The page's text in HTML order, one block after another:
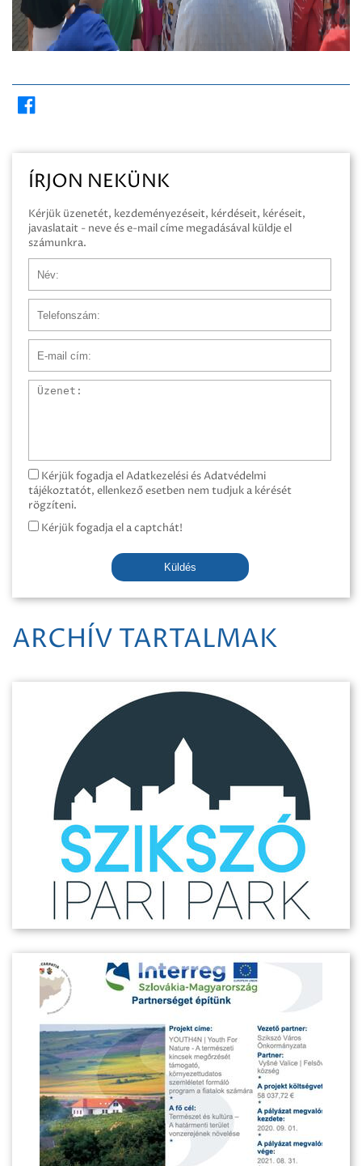
ÍRJON NEKÜNK
Kérjük üzenetét, kezdeményezéseit, kérdéseit, kéréseit,
javaslatait - neve és e-mail címe megadásával küldje el
számunkra.
Üzenet
Kérjük fogadja el Adatkezelési és Adatvédelmi
tájékoztatót, ellenkező esetben nem tudjuk a kérését
rögzíteni.
Kérjük fogadja el a captchát!
Küldés
ARCHÍV TARTALMAK